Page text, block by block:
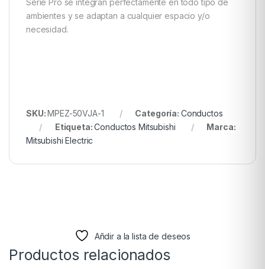
ambientes y se adaptan a cualquier espacio y/o
necesidad.
SKU: MPEZ-50VJA-1 Categoría: Conductos
Etiqueta:Conductos Mitsubishi
Marca:
Mitsubishi Electric
Añdir a la lista de deseos
Productos relacionados